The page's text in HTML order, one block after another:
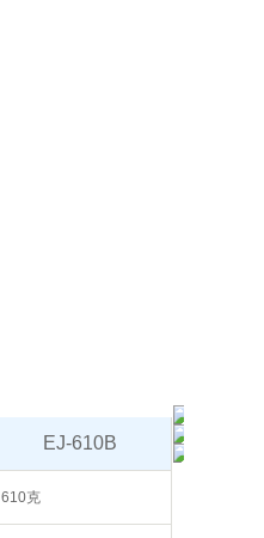
EJ-610B
610克